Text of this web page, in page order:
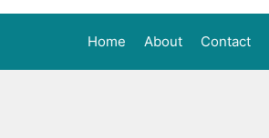
Home About Contact